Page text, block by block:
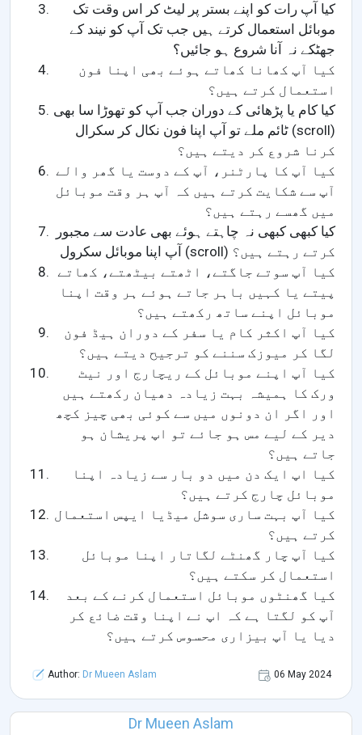
کیا آپ رات کو اپنے بستر پر لیٹ کر اس وقت تک
موبائل استعمال کرتے ہیں جب تک آپ کو نیند کے
جھٹکے نہ آنا شروع ہو جائیں؟
کیا آپ کھانا کھاتے ہوئے بھی اپنا فون
استعمال کرتے ہیں؟
کیا کام یا پڑھائی کے دوران جب آپ کو تھوڑا سا بھی
ٹائم ملے تو آپ اپنا فون نکال کر سکرال (scroll)
کرنا شروع کر دیتے ہیں؟
کیا آپ کا پارٹنر، آپ کے دوست یا گھر والے
آپ سے شکایت کرتے ہیں کہ آپ ہر وقت موبائل
میں گھسے رہتے ہیں؟
کیا کبھی کبھی نہ چاہتے ہوئے بھی عادت سے مجبور
آپ اپنا موبائل سکرول (scroll) کرتے رہتے ہیں؟
کیا آپ سوتے جاگتے، اٹھتے بیٹھتے، کھاتے
پیتے یا کہیں باہر جاتے ہوئے ہر وقت اپنا
موبائل اپنے ساتھ رکھتے ہیں؟
کیا آپ اکثر کام یا سفر کے دوران ہیڈ فون
لگا کر میوزک سننے کو ترجیح دیتے ہیں؟
کیا آپ اپنے موبائل کے ریچارج اور نیٹ
ورک کا ہمیشہ بہت زیادہ دھیان رکھتے ہیں
اور اگر ان دونوں میں سے کوئی بھی چیز کچھ
دیر کے لیے مس ہو جائے تو اپ پریشان ہو
جاتے ہیں؟
کیا اپ ایک دن میں دو بار سے زیادہ اپنا
موبائل چارج کرتے ہیں؟
کیا آپ بہت ساری سوشل میڈیا ایپس استعمال
کرتے ہیں؟
کیا آپ چار گھنٹے لگاتار اپنا موبائل
استعمال کر سکتے ہیں؟
کیا گھنٹوں موبائل استعمال کرنے کے بعد
آپ کو لگتا ہے کہ اپ نے اپنا وقت ضائع کر
دیا یا آپ بیزاری محسوس کرتے ہیں؟
Author: Dr Mueen Aslam 06 May 2024
Dr Mueen Aslam